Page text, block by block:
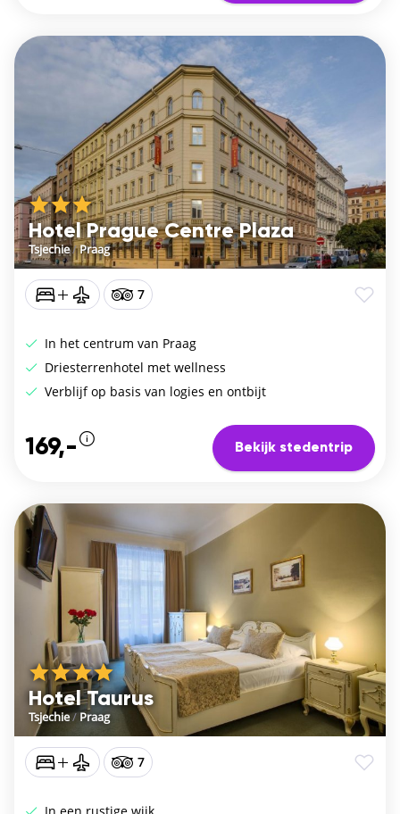
Hotel Prague Centre Plaza
Tsjechie/Praag
7
In het centrum van Praag
Driesterrenhotel met wellness
Verblijf op basis van logies en ontbijt
169,- Bekijk stedentrip
Hotel Taurus
Tsjechie/Praag
7
In een rustige wijk